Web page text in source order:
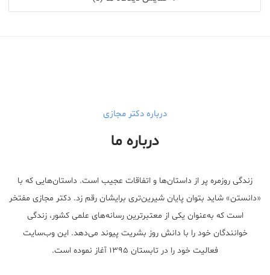
درباره دکتر مجازی
درباره ما
زندگی روزمره پر از داستان‌ها و اتفاقات عجیب است. داستان‌هایی که با
«دانستن» شاید بتوان پایان شیرین‌تری برایشان رقم زد. دکتر مجازی مفتخر
است که به‌عنوان یکی از معتبر‌ترین رسانه‌های علمی کشور، زندگی
خوانندگان خود را با دانش روز بشریت پیوند می‌دهد. این وب‌سایت
فعالیت خود را در تابستان ۱۳۹۵ آغاز نموده است.